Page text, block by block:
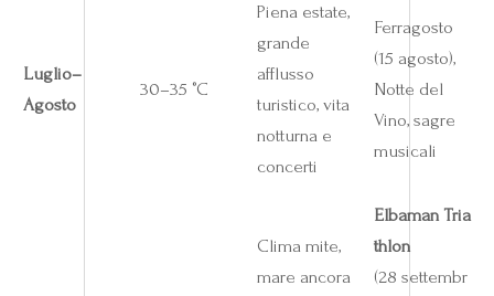
Luglio–
Agosto
30–35 °C
Piena estate,
grande
afflusso
turistico, vita
notturna e
concerti
Ferragosto
(15 agosto),
Notte del
Vino, sagre
musicali
Clima mite,
mare ancora
Elbaman Tria
thlon
(28 settembr